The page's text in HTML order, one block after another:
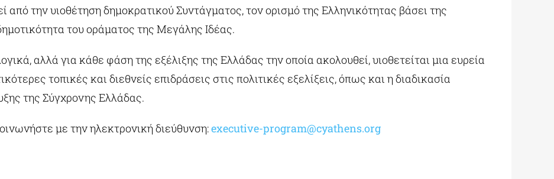
από την υιοθέτηση δημοκρατικού Συντάγματος, τον ορισμό της Ελληνικότητας βάσει της
του οράματος της Μεγάλης Ιδέας.
αλλά για κάθε φάση της εξέλιξης της Ελλάδας την οποία ακολουθεί, υιοθετείται μια ευρεία
τοπικές και διεθνείς επιδράσεις στις πολιτικές εξελίξεις, όπως και η διαδικασία
της Σύγχρονης Ελλάδας.
με την ηλεκτρονική διεύθυνση:executive-program@cyathens.org